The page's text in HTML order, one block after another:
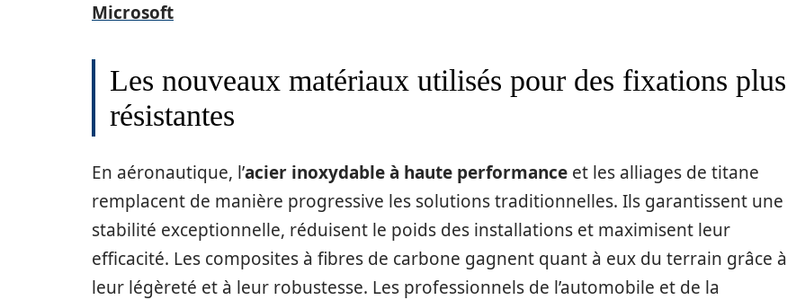
Microsoft
Les nouveaux matériaux utilisés pour des fixations plus
résistantes
En aéronautique, l’acier inoxydable à haute performance et les alliages de titane
remplacent de manière progressive les solutions traditionnelles. Ils garantissent une
stabilité exceptionnelle, réduisent le poids des installations et maximisent leur
efficacité. Les composites à fibres de carbone gagnent quant à eux du terrain grâce à
leur légèreté et à leur robustesse. Les professionnels de l’automobile et de la